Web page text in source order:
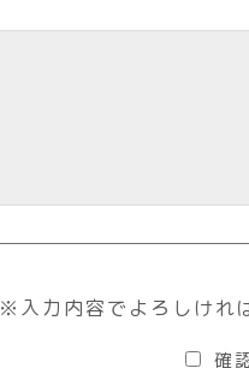
※入力内容でよろしけれ
確